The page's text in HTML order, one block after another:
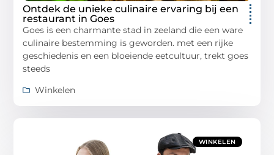
Ontdek de unieke culinaire ervaring bij een
restaurant in Goes
Goes is een charmante stad in zeeland die een ware
culinaire bestemming is geworden. met een rijke
geschiedenis en een bloeiende eetcultuur, trekt goes
steeds
Winkelen
WINKELEN